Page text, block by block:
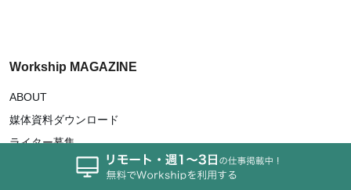
Workship MAGAZINE
ABOUT
媒体資料ダウンロード
ライター募集